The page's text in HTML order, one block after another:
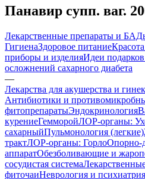
Панавир супп. ваг.
Лекарственные препараты и
ГигиенаЗдоровое питание
приборы и изделияИдеи
осложнений сахарного диабета
—
Лекарства для акушерства и
Антибиотики и
фитопрепаратыЭндокринология
курениеГемморойЛОР-органы:
сахарныйПульмонология (легкие)
трактЛОР-органы: ГорлоОпорно-
аппаратОбезболивающие и
сосудистая система
фиточаиНеврология и психиатрия